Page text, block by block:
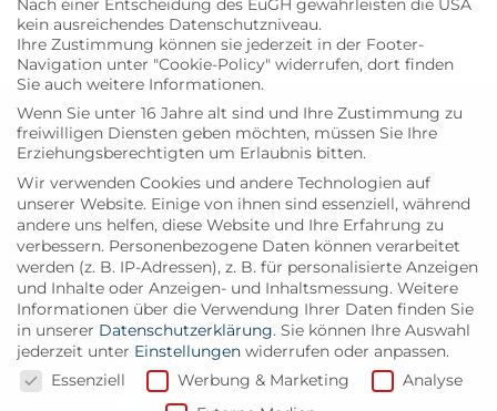
Wiener Zeitung GmbH | Media Quarter Marx 3.3
Maria-Jacobi-Gasse 1 | 1030 Wien
office@contentagenturaustria.at
Nach einer Entscheidung des EuGH gewährleisten die USA
kein ausreichendes Datenschutzniveau.
Ihre Zustimmung können sie jederzeit in der Footer-
Navigation unter "Cookie-Policy" widerrufen, dort finden
Sie auch weitere Informationen.
Wenn Sie unter 16 Jahre alt sind und Ihre Zustimmung zu
freiwilligen Diensten geben möchten, müssen Sie Ihre
Erziehungsberechtigten um Erlaubnis bitten.
Wir verwenden Cookies und andere Technologien auf
unserer Website. Einige von ihnen sind essenziell, während
andere uns helfen, diese Website und Ihre Erfahrung zu
verbessern. Personenbezogene Daten können verarbeitet
werden (z. B. IP-Adressen), z. B. für personalisierte Anzeigen
und Inhalte oder Anzeigen- und Inhaltsmessung. Weitere
Informationen über die Verwendung Ihrer Daten finden Sie
in unserer Datenschutzerklärung. Sie können Ihre Auswahl
jederzeit unter Einstellungen widerrufen oder anpassen.
Guter Content ist uns wichtig
Essenziell Werbung & Marketing
Analyse